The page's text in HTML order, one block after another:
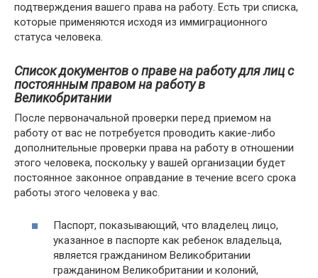
подтверждения вашего права на работу. Есть три списка,
которые применяются исходя из иммиграционного
статуса человека.
Список документов о праве на работу для лиц с
постоянным правом на работу в
Великобритании
После первоначальной проверки перед приемом на
работу от вас не потребуется проводить какие-либо
дополнительные проверки права на работу в отношении
этого человека, поскольку у вашей организации будет
постоянное законное оправдание в течение всего срока
работы этого человека у вас.
Паспорт, показывающий, что владелец лицо,
указанное в паспорте как ребенок владельца,
является гражданином Великобритании
гражданином Великобритании и колоний,